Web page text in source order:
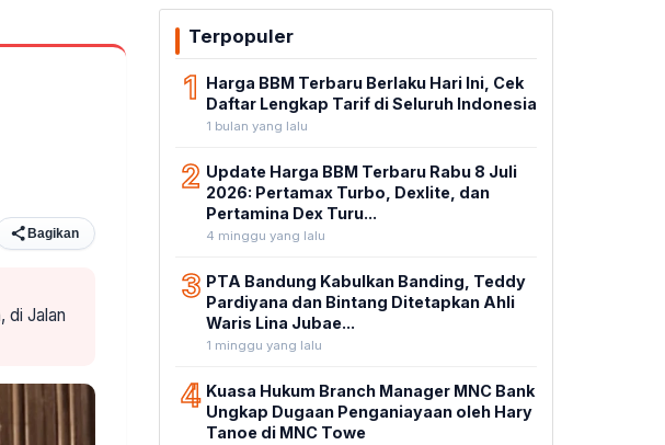
Bagikan
di Jalan
Terpopuler
1 Harga BBM Terbaru Berlaku Hari Ini, Cek
Daftar Lengkap Tarif di Seluruh Indonesia
1 bulan yang lalu
2 Update Harga BBM Terbaru Rabu 8 Juli
2026: Pertamax Turbo, Dexlite, dan
Pertamina Dex Turu...
4 minggu yang lalu
3 PTA Bandung Kabulkan Banding, Teddy
Pardiyana dan Bintang Ditetapkan Ahli
Waris Lina Jubae...
1 minggu yang lalu
4 Kuasa Hukum Branch Manager MNC Bank
Ungkap Dugaan Penganiayaan oleh Hary
Tanoe di MNC Towe